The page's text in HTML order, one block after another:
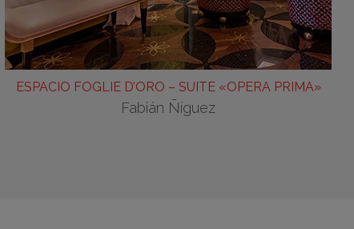
ESPACIO FOGLIE D’ORO – SUITE «OPERA PRIMA»
Fabián Ñíguez